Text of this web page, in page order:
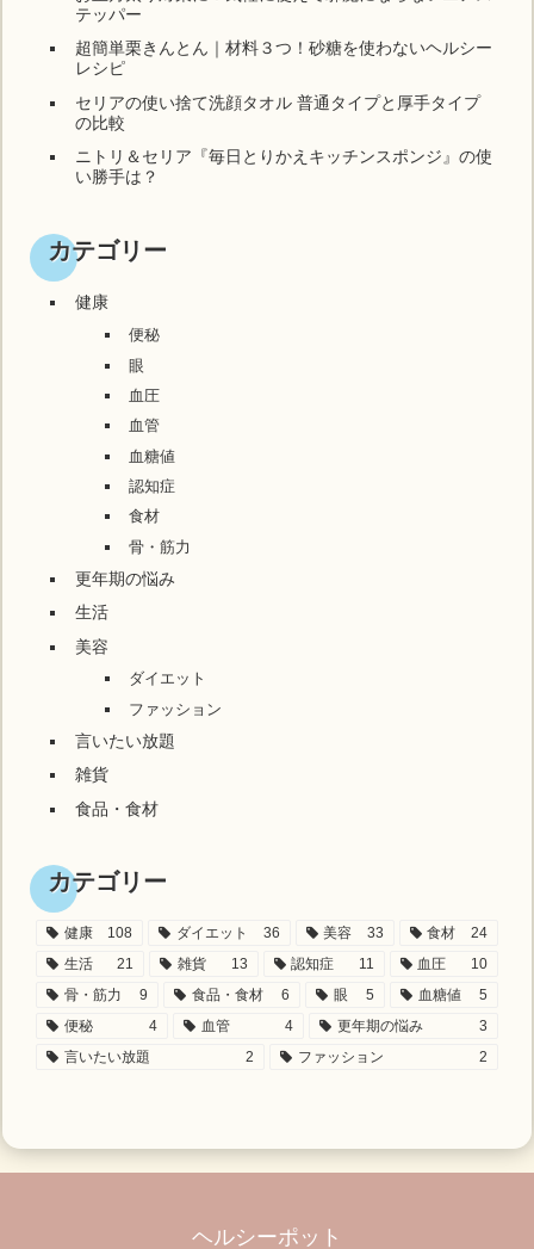
テッパー
超簡単栗きんとん｜材料３つ！砂糖を使わないヘルシー
レシピ
セリアの使い捨て洗顔タオル 普通タイプと厚手タイプ
の比較
ニトリ＆セリア『毎日とりかえキッチンスポンジ』の使
い勝手は？
カテゴリー
健康
便秘
眼
血圧
血管
血糖値
認知症
食材
骨・筋力
更年期の悩み
生活
美容
ダイエット
ファッション
言いたい放題
雑貨
食品・食材
カテゴリー
健康 108 ダイエット 36 美容 33 食材
24
生活
21 雑貨 13 認知症 11 血圧
10
骨・筋力
9 食品・食材 6 眼 5 血糖値
5
便秘
4 血管 4 更年期の悩み
3
言いたい放題
2 ファッション 2
ヘルシーポット